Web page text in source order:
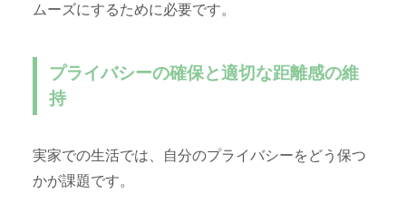
ムーズにするために必要です。
プライバシーの確保と適切な距離感の維
持
実家での生活では、自分のプライバシーをどう保つ
かが課題です。